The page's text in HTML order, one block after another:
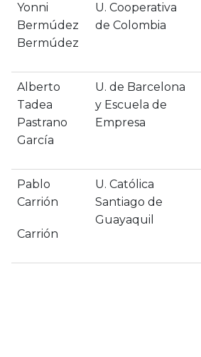
Yonni
Bermúdez
Bermúdez
U. Cooperativa
de Colombia
Alberto
Tadea
Pastrano
García
U. de Barcelona
y Escuela de
Empresa
Pablo
Carrión
Carrión
U. Católica
Santiago de
Guayaquil